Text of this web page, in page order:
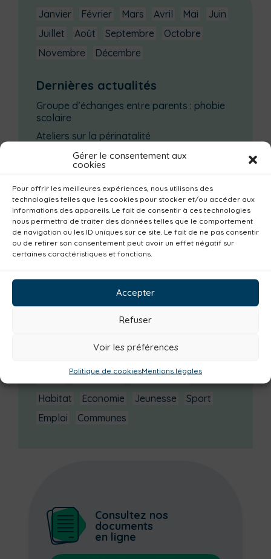
Gérer le consentement aux
cookies
Pour offrir les meilleures expériences, nous utilisons des
technologies telles que les cookies pour stocker et/ou accéder aux
informations des appareils. Le fait de consentir à ces technologies
nous permettra de traiter des données telles que le comportement
de navigation ou les ID uniques sur ce site. Le fait de ne pas consentir
ou de retirer son consentement peut avoir un effet négatif sur
certaines caractéristiques et fonctions.
Accepter
Refuser
Voir les préférences
Politique de cookiesMentions légales
Janvier Février Mars Avril Mai
Juin
Juillet
Août Septembre
Octobre
Novembre
Décembre
Dernières actualités
Groupe d’échanges entre parents : phobie
scolaire
Ateliers sur la périnatalité
La saison culturelle 2026-2027 est lancée !
Enquête publique
Catégories actualités / agenda
Consommer local
Numérique
Magazine
Parents
Bibliothèques
Non classé
Solidarité
Habitat
Economie Jeunesse
Sport
Emploi
Communes
Consultez nos
documents
en ligne